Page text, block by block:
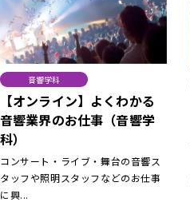
音響学科
【オンライン】よくわかる
音響業界のお仕事（音響学
科）
コンサート・ライブ・舞台の音響ス
タッフや照明スタッフなどのお仕事
に興...